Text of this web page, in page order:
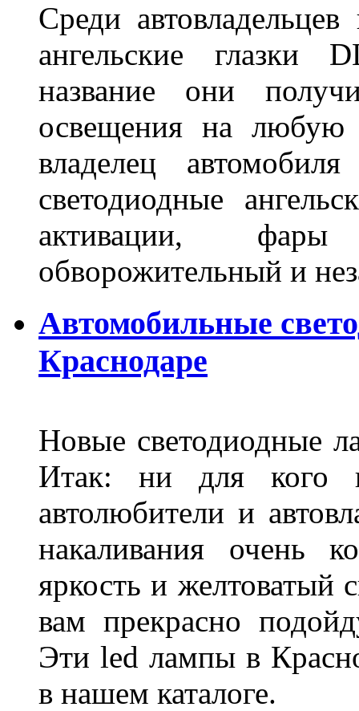
Среди
ангельские глазки
название они
освещения на любую
владелец
светодиодные
активации, фары
обворожительный и
Автомобильные
Краснодаре
Новые светодиодные
Итак: ни для кого
автолюбители и
накаливания очень
яркость и желтоватый
вам прекрасно
Эти led лампы в
в нашем каталоге.